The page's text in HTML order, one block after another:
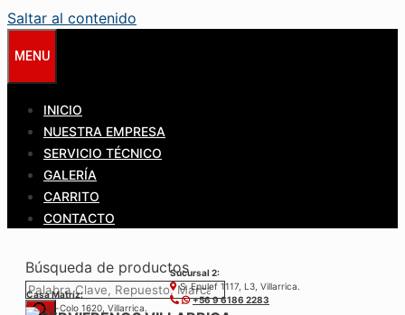
Saltar al contenido
MENU
INICIO
NUESTRA EMPRESA
SERVICIO TÉCNICO
GALERÍA
CARRITO
CONTACTO
Búsqueda de productos
Casa Matríz:
Colo-Colo 1620, Villarrica.
Sucursal 2:
S. Epulef 1117, L3, Villarrica.
+56 9 6186 2283